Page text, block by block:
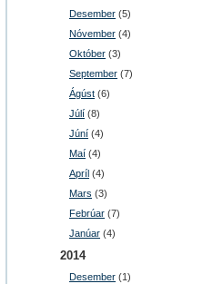
Desember (5)
Nóvember (4)
Október (3)
September (7)
Ágúst (6)
Júlí (8)
Júní (4)
Maí (4)
Apríl (4)
Mars (3)
Febrúar (7)
Janúar (4)
2014
Desember (1)